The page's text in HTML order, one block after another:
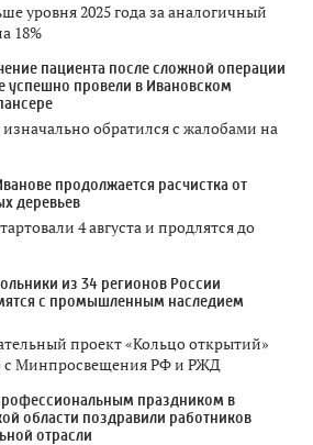
уровня 2025 года за аналогичный
18%
пациента после сложной операции
успешно провели в Ивановском
обратился с жалобами на
продолжается расчистка от
деревьев
4 августа и продлятся до
из 34 регионов России
с промышленным наследием
проект «Кольцо открытий»
с Минпросвещения РФ и РЖД
праздником в
области поздравили работников
отрасли